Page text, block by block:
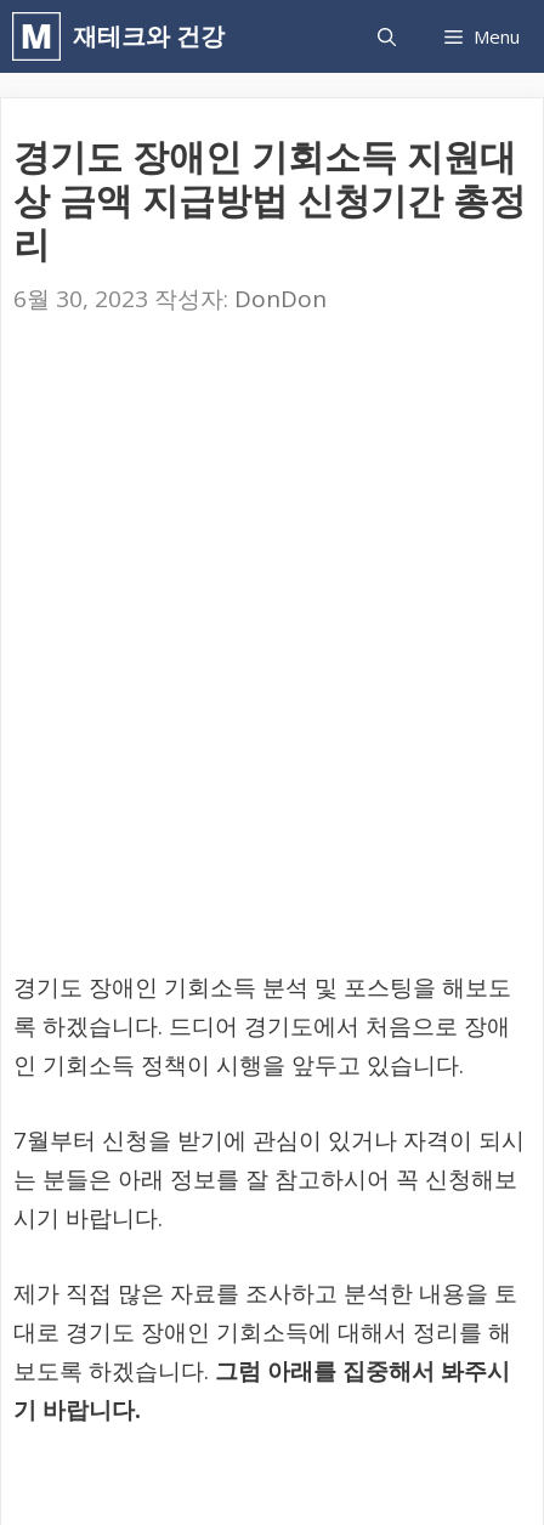
컨
텐
건
너
뛰
기
재테크와 건강 Menu
경기도 장애인 기회소득 지원대
상 금액 지급방법 신청기간 총정
리
6월 30, 2023 작성자: DonDon
경기도 장애인 기회소득 분석 및 포스팅을 해보도
록 하겠습니다. 드디어 경기도에서 처음으로 장애
인 기회소득 정책이 시행을 앞두고 있습니다.
7월부터 신청을 받기에 관심이 있거나 자격이 되시
는 분들은 아래 정보를 잘 참고하시어 꼭 신청해보
시기 바랍니다.
제가 직접 많은 자료를 조사하고 분석한 내용을 토
대로 경기도 장애인 기회소득에 대해서 정리를 해
보도록 하겠습니다. 그럼 아래를 집중해서 봐주시
기 바랍니다.